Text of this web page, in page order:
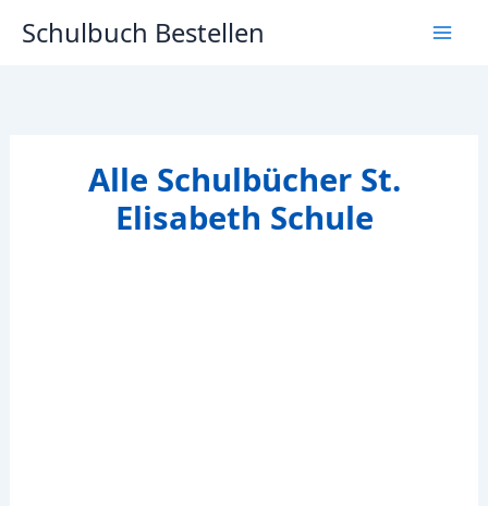
InhaltSchulbuch Bestellen
Alle Schulbücher St.
Elisabeth Schule